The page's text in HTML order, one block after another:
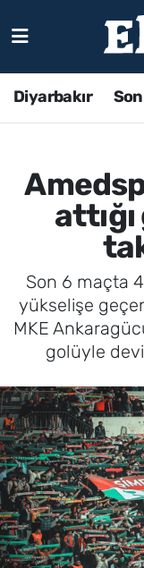
Diyarbakır
Son 6 maçta
yükselişe
MKE
golüyle